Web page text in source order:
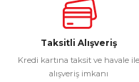
Taksitli Alışveriş
Kredi kartına taksit ve havale ile
alışveriş imkanı